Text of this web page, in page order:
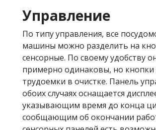
Управление
По типу управления, все
машины можно разделить на
сенсорные. По своему удобству
примерно одинаковы, но кнопки
трудоемки в очистке. Панель
обоих случаях оснащается
указывающим время до конца
сообщающим об окончании